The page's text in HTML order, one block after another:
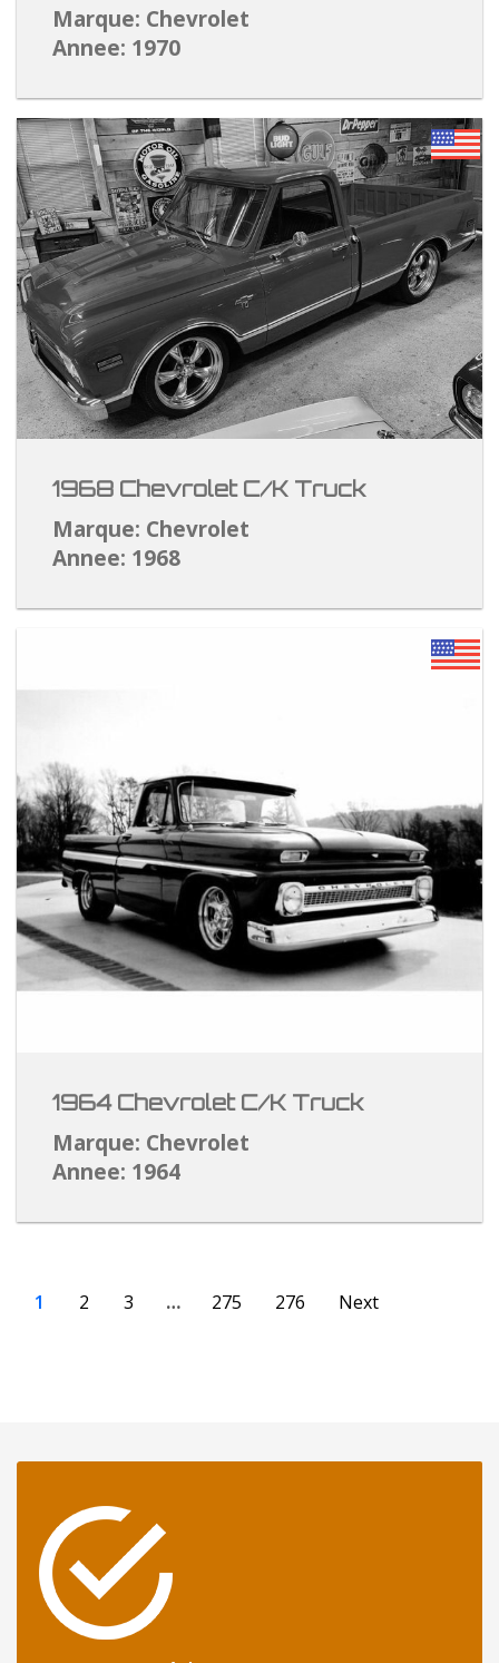
Marque: Chevrolet
Annee: 1970
1968 Chevrolet C/K Truck
Marque: Chevrolet
Annee: 1968
1964 Chevrolet C/K Truck
Marque: Chevrolet
Annee: 1964
1 2 3 … 275 276 Next